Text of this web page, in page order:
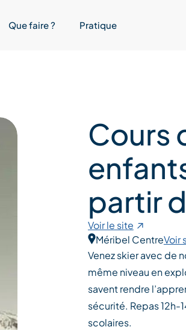
Que faire ? Pratique
Cours
partir
Voir le site
Méribel CentreVoir
Venez skier avec de
même niveau en
savent rendre
sécurité. Repas 12h-
scolaires.